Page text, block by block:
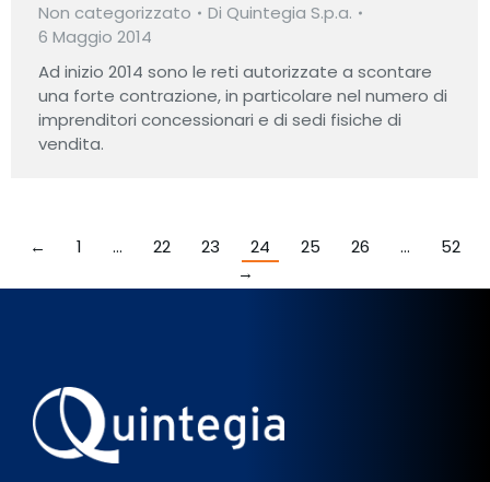
Non categorizzato Di Quintegia S.p.a.
6 Maggio 2014
Ad inizio 2014 sono le reti autorizzate a scontare
una forte contrazione, in particolare nel numero di
imprenditori concessionari e di sedi fisiche di
vendita.
← 1 … 22 23 24 25 26 …
52
→